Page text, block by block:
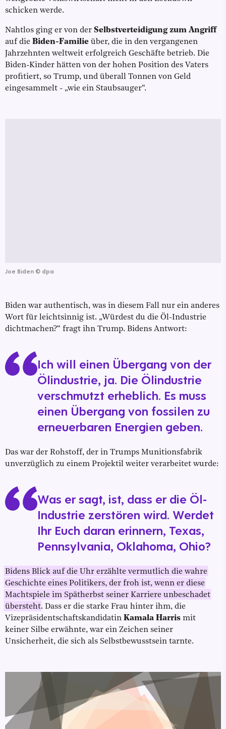
schicken werde.
Nahtlos ging er von der Selbstverteidigung zum Angriff
auf die Biden-Familie über, die in den vergangenen
Jahrzehnten weltweit erfolgreich Geschäfte betrieb. Die
Biden-Kinder hätten von der hohen Position des Vaters
profitiert, so Trump, und überall Tonnen von Geld
eingesammelt - „wie ein Staubsauger“.
Joe Biden © dpa
Biden war authentisch, was in diesem Fall nur ein anderes
Wort für leichtsinnig ist. „Würdest du die Öl-Industrie
dichtmachen?“ fragt ihn Trump. Bidens Antwort:
Ich will einen Übergang von der
Ölindustrie, ja. Die Ölindustrie
verschmutzt erheblich. Es muss
einen Übergang von fossilen zu
erneuerbaren Energien geben.
Das war der Rohstoff, der in Trumps Munitionsfabrik
unverzüglich zu einem Projektil weiter verarbeitet wurde:
Was er sagt, ist, dass er die Öl-
Industrie zerstören wird. Werdet
Ihr Euch daran erinnern, Texas,
Pennsylvania, Oklahoma, Ohio?
Bidens Blick auf die Uhr erzählte vermutlich die wahre
Geschichte eines Politikers, der froh ist, wenn er diese
Machtspiele im Spätherbst seiner Karriere unbeschadet
übersteht. Dass er die starke Frau hinter ihm, die
Vizepräsidentschaftskandidatin Kamala Harris mit
keiner Silbe erwähnte, war ein Zeichen seiner
Unsicherheit, die sich als Selbstbewusstsein tarnte.